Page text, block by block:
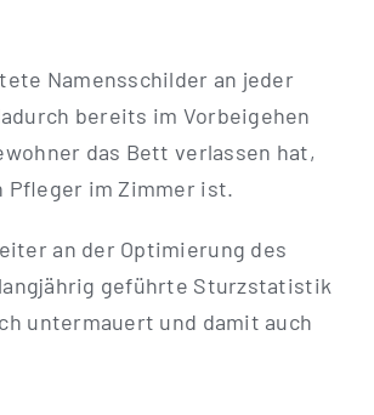
Namens­schil­der an jeder
bereits im Vor­bei­ge­hen
das Bett ver­las­sen hat,
Pfle­ger im Zim­mer ist.
an der Opti­mie­rung des
geführ­te Sturz­sta­tis­tik
unter­mau­ert und damit auch